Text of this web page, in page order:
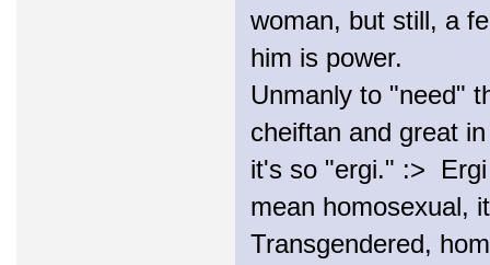
woman, but still, a
him is power.
Unmanly to "need"
cheiftan and great
it's so "ergi." :>
mean homosexual,
Transgendered,